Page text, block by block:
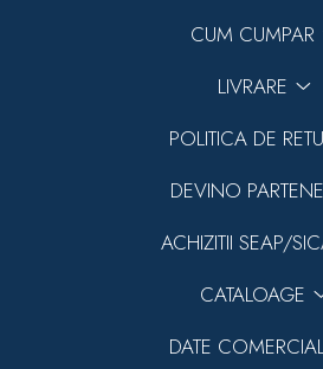
CUM CUMPAR
LIVRARE
POLITICA DE
DEVINO
ACHIZITII SEAP/
CATALOAGE
DATE